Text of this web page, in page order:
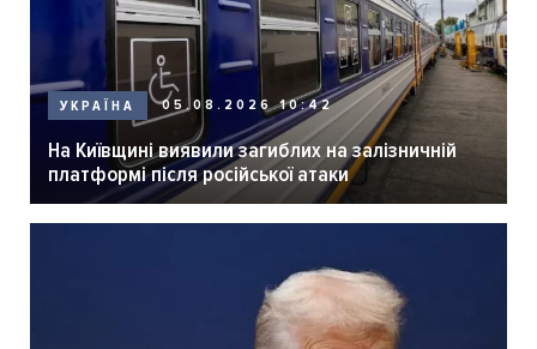
УКРАЇНА 05.08.2026 10:42
На Київщині виявили загиблих на залізничній
платформі після російської атаки